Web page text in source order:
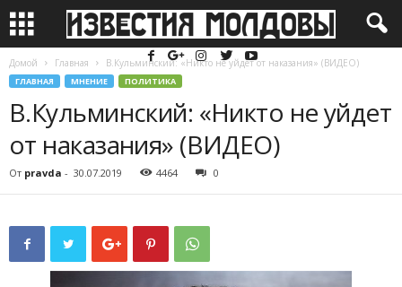
Домой Главная В.Кульминский: «Никто не уйдет от наказания» (ВИДЕО)
ГЛАВНАЯ МНЕНИЕ ПОЛИТИКА
В.Кульминский: «Никто не уйдет
от наказания» (ВИДЕО)
От pravda - 30.07.2019 4464 0